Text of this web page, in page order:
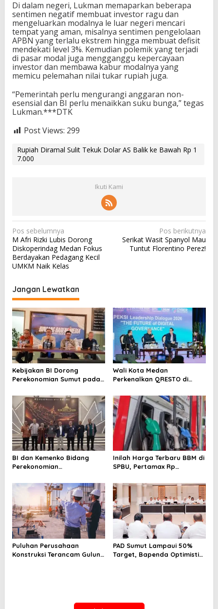
Di dalam negeri, Lukman memaparkan beberapa
sentimen negatif membuat investor ragu dan
mengeluarkan modalnya le luar negeri mencari
tempat yang aman, misalnya sentimen pengelolaan
APBN yang terlalu ekstrem hingga membuat defisit
mendekati level 3%. Kemudian polemik yang terjadi
di pasar modal juga mengganggu kepercayaan
investor dan membawa kabur modalnya yang
memicu pelemahan nilai tukar rupiah juga.
“Pemerintah perlu mengurangi anggaran non-
esensial dan BI perlu menaikkan suku bunga,” tegas
Lukman.***DTK
Post Views: 299
Rupiah Diramal Sulit Tekuk Dolar AS Balik ke Bawah Rp 1
7.000
Ikuti Kami
N
a
v
i
g
a
s
i
p
o
s
Pos sebelumnya
M Afri Rizki Lubis Dorong
Diskoperindag Medan Fokus
Berdayakan Pedagang Kecil
UMKM Naik Kelas
Pos berikutnya
Serikat Wasit Spanyol Mau
Tuntut Florentino Perez!
Jangan Lewatkan
Kebijakan BI Dorong
Perekonomian Sumut pada
Wali Kota Medan
Perkenalkan QRESTO di
BI dan Kemenko Bidang
Perekonomian
TP2DD: Akselerasi Digitalisasi
Sistem Pembayaran untuk
Peningkatan PDRD di
Sumatera
Inilah Harga Terbaru BBM di
SPBU, Pertamax Rp
Puluhan Perusahaan
Konstruksi Terancam Gulung
PAD Sumut Lampaui 50%
Target, Bapenda Optimistis